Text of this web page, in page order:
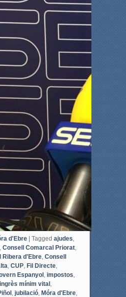
d'Ebre Tagged ajudes,
Consell Comarcal Priorat,
Ribera d'Ebre, Consell
, CUP, Fil Directe,
Espanyol , impostos,
ingrès mínim vital ,
, jubilació, Móra d'Ebre,